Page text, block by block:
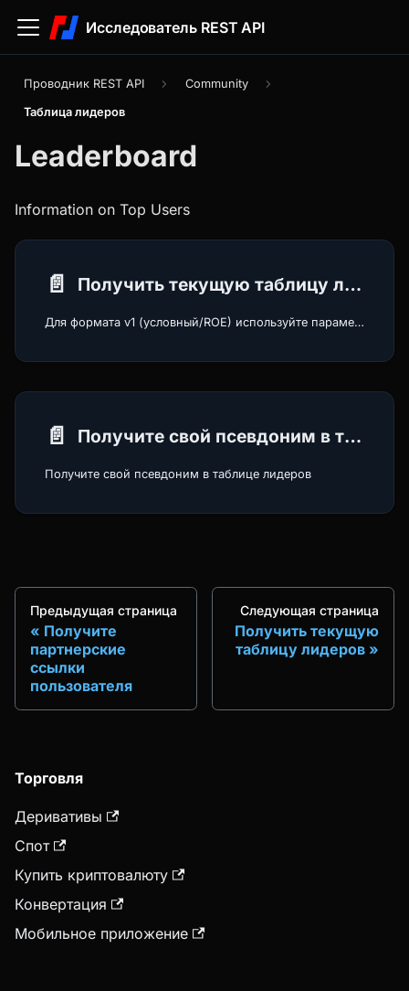
Исследователь REST API
Проводник REST API Community
Таблица лидеров
Leaderboard
Information on Top Users
📄️ Получить текущую таблицу лидеров
Для формата v1 (условный/ROE) используйте параметр 'method', а для формата v2 — 'sortBy' + 'period'.
📄️ Получите свой псевдоним в таблице лидеров
Получите свой псевдоним в таблице лидеров
Предыдущая страница
Получите
партнерские
ссылки
пользователя
Следующая страница
Получить текущую
таблицу лидеров
Торговля
Деривативы
Спот
Купить криптовалюту
Конвертация
Мобильное приложение